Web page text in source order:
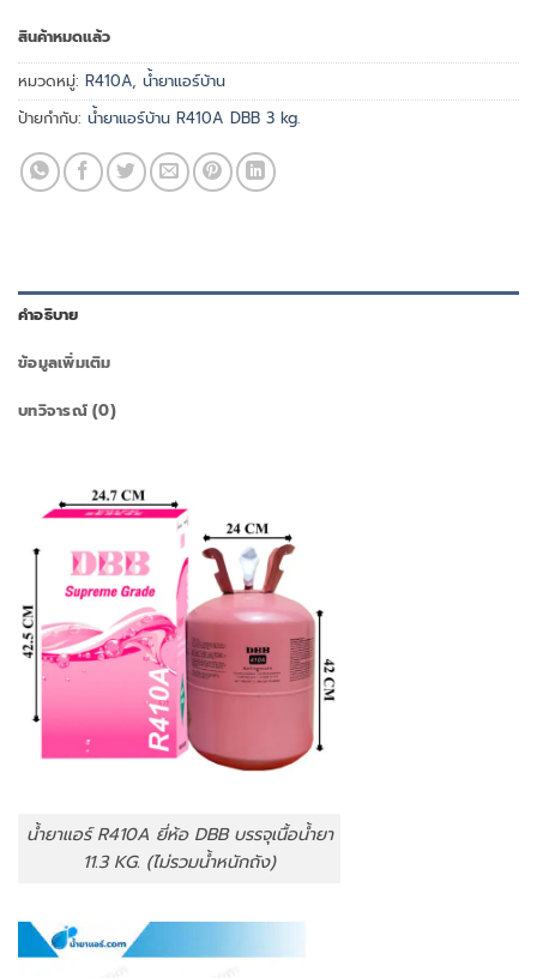
สินค้าหมดแล้ว
หมวดหมู่: R410A, น้ำยาแอร์บ้าน
ป้ายกำกับ: น้ำยาแอร์บ้าน R410A DBB 3 kg.
คำอธิบาย
ข้อมูลเพิ่มเติม
บทวิจารณ์ (0)
น้ำยาแอร์ R410A ยี่ห้อ DBB บรรจุเนื้อน้ำยา
11.3 KG. (ไม่รวมน้ำหนักถัง)